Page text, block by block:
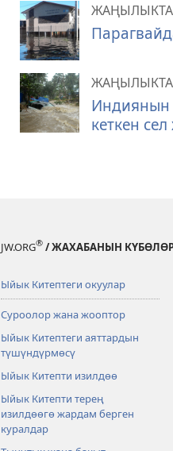
Индиянын
кеткен
JW.ORG® / ЖАХАБАНЫН
Ыйык Китептеги окуулар
Суроолор жана жооптор
Ыйык Китептеги аяттардын
түшүндүрмөсү
Ыйык Китепти изилдөө
Ыйык Китепти терең
изилдөөгө жардам берген
куралдар